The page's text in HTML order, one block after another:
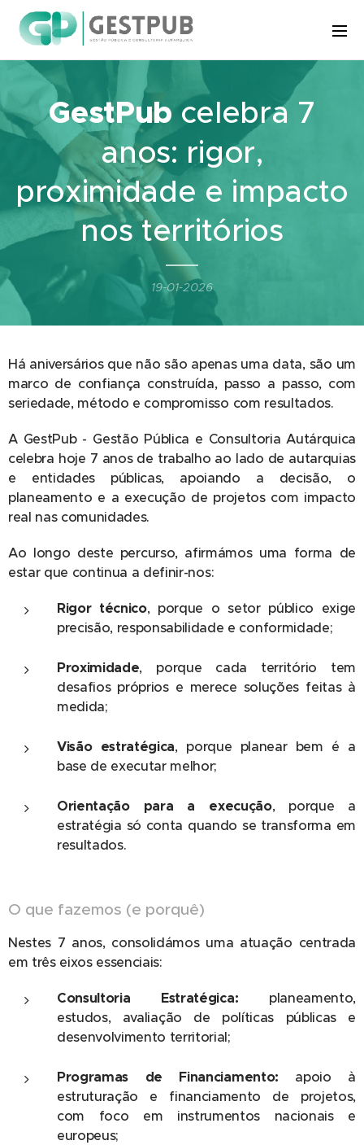
GestPubcelebra 7
anos: rigor,
proximidade e impacto
nos territórios
19-01-2026
Há aniversários que não são apenas uma data, são um
marco de confiança construída, passo a passo, com
seriedade, método e compromisso com resultados.
A GestPub - Gestão Pública e Consultoria Autárquica
celebra hoje 7 anos de trabalho ao lado de autarquias
e entidades públicas, apoiando a decisão, o
planeamento e a execução de projetos com impacto
real nas comunidades.
Ao longo deste percurso, afirmámos uma forma de
estar que continua a definir-nos:
Rigor técnico, porque o setor público exige
precisão, responsabilidade e conformidade;
Proximidade, porque cada território tem
desafios próprios e merece soluções feitas à
medida;
Visão estratégica, porque planear bem é a
base de executar melhor;
Orientação para a execução, porque a
estratégia só conta quando se transforma em
resultados.
O que fazemos (e porquê)
Nestes 7 anos, consolidámos uma atuação centrada
em três eixos essenciais:
Consultoria Estratégica: planeamento,
estudos, avaliação de políticas públicas e
desenvolvimento territorial;
Programas de Financiamento: apoio à
estruturação e financiamento de projetos,
com foco em instrumentos nacionais e
europeus;